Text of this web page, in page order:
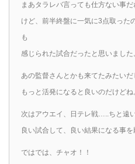
まあタラレバ言っても仕方ない事だ
けど、前半終盤に一気に3点取った
も
感じられた試合だったと思いました
あの監督さんとかも来てたみたい
もっと活発になると良いのだけどね
次はアウエイ、日テレ戦…..ちと遠
良い試合して、良い結果になる事を
ではでは、チャオ！！